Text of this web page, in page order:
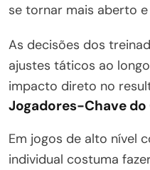
se tornar mais aberto
As decisões dos
ajustes táticos ao
impacto direto no
Jogadores-Chave
Em jogos de alto nível
individual costuma